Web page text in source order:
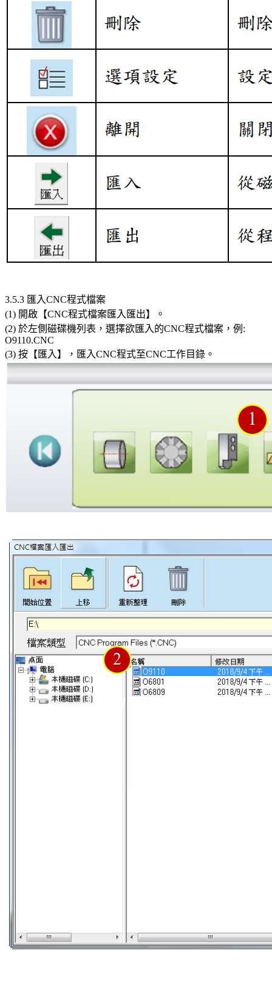
3.5.3 匯入CNC程式檔案
(1) 開啟【CNC程式檔案匯入匯出】。
(2) 於左側磁碟機列表，選擇欲匯入的CNC程式檔案，例:
O9110.CNC
(3) 按【匯入】，匯入CNC程式至CNC工作目錄。